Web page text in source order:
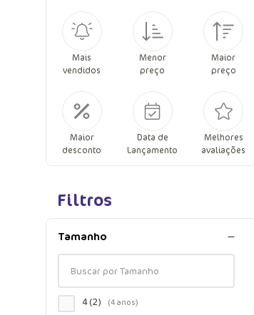
Mais
vendidos
Menor
preço
Maior
preço
Maior
desconto
Data de
Lançamento
Melhores
avaliações
Filtros
Tamanho
4(2)